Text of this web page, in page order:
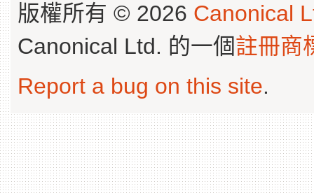
版權所有 © 2026 Canonical
Canonical Ltd. 的一個註冊商
Report a bug on this site.